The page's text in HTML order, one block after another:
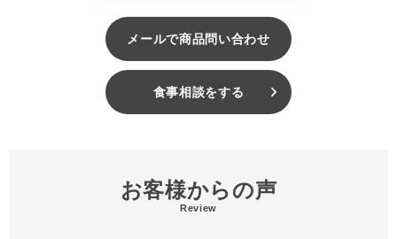
３）ダントツの柔らかさ
溜まりやすくなります。犬の口の構造上、歯の隙間まで磨くのは
難しいですが、泡雪はしっかりと歯の隙間まで毛先が届いてくれ
マーも大絶賛の歯ブラシです。
GREEN DOG＆CATでは、ヘッドの部分が平らで隙間だけでなく
メールで商品問い合わせ
食事相談をする
お客様からの声
Review